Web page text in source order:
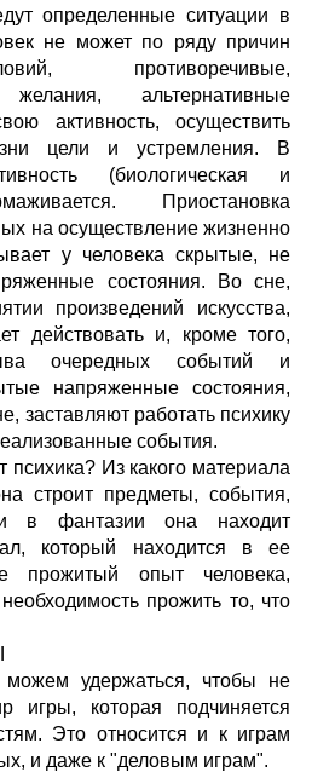
определенные ситуации в
не может по ряду причин
противоречивые,
желания, альтернативные
активность, осуществить
цели и устремления. В
(биологическая и
Приостановка
на осуществление жизненно
у человека скрытые, не
состояния. Во сне,
произведений искусства,
действовать и, кроме того,
очередных событий и
напряженные состояния,
заставляют работать психику
события.
психика? Из какого материала
строит предметы, события,
в фантазии она находит
который находится в ее
прожитый опыт человека,
прожить то, что
удержаться, чтобы не
игры, которая подчиняется
Это относится и к играм
и даже к "деловым играм".